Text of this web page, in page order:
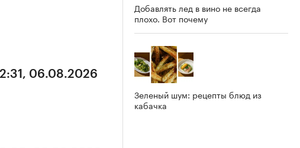
06.08.2026
Добавлять лед в вино не всегда
плохо. Вот почему
Зеленый шум: рецепты блюд из
кабачка